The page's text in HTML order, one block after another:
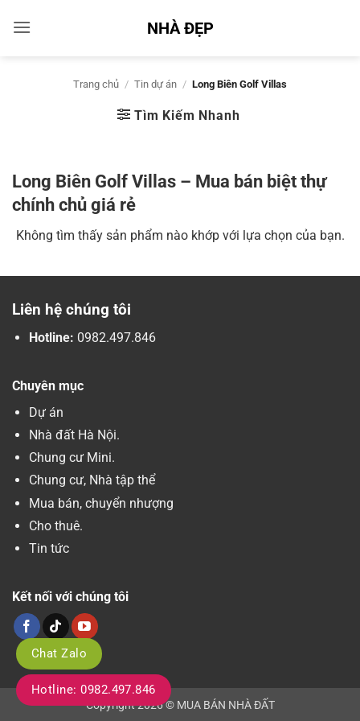
qua
NHÀ ĐẸP
Trang chủ / Tin dự án / Long Biên Golf Villas
Tìm Kiếm Nhanh
Long Biên Golf Villas – Mua bán biệt thự
chính chủ giá rẻ
Không tìm thấy sản phẩm nào khớp với lựa chọn của bạn.
Liên hệ chúng tôi
Hotline: 0982.497.846
Chuyên mục
Dự án
Nhà đất Hà Nội.
Chung cư Mini.
Chung cư, Nhà tập thể
Mua bán, chuyển nhượng
Cho thuê.
Tin tức
Kết nối với chúng tôi
Copyright 2026 © MUA BÁN NHÀ ĐẤT
Chat Zalo
Hotline: 0982.497.846